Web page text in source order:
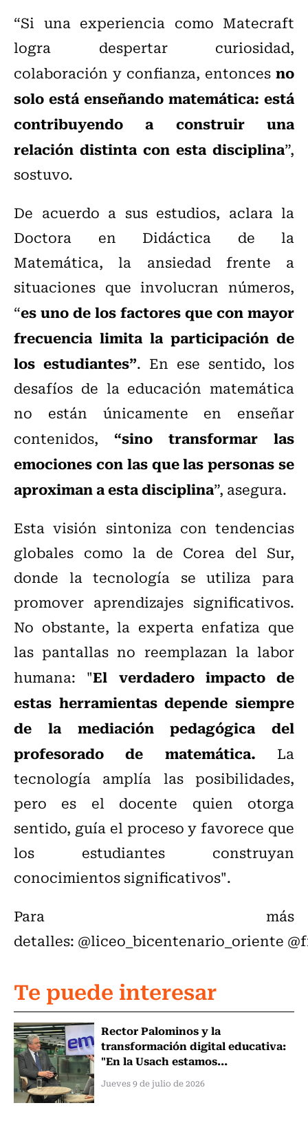
“Si una experiencia como Matecraft
logra despertar curiosidad,
colaboración y confianza, entonces no
solo está enseñando matemática: está
contribuyendo a construir una
relación distinta con esta disciplina”,
sostuvo.
De acuerdo a sus estudios, aclara la
Doctora en Didáctica de la
Matemática, la ansiedad frente a
situaciones que involucran números,
“es uno de los factores que con mayor
frecuencia limita la participación de
los estudiantes”. En ese sentido, los
desafíos de la educación matemática
no están únicamente en enseñar
contenidos, “sino transformar las
emociones con las que las personas se
aproximan a esta disciplina”, asegura.
Esta visión sintoniza con tendencias
globales como la de Corea del Sur,
donde la tecnología se utiliza para
promover aprendizajes significativos.
No obstante, la experta enfatiza que
las pantallas no reemplazan la labor
humana: "El verdadero impacto de
estas herramientas depende siempre
de la mediación pedagógica del
profesorado de matemática. La
tecnología amplía las posibilidades,
pero es el docente quien otorga
sentido, guía el proceso y favorece que
los estudiantes construyan
conocimientos significativos".
Para más
detalles: @liceo_bicentenario_oriente
Te puede interesar
Rector Palominos y la
transformación digital educativa:
"En la Usach estamos...
Jueves 9 de julio de 2026